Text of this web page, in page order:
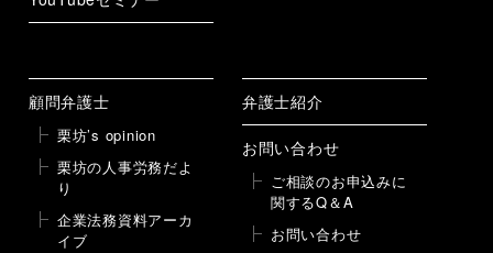
顧問弁護士
栗坊’s opinion
栗坊の人事労務だよ
り
企業法務資料アーカ
イブ
弁護士紹介
お問い合わせ
ご相談のお申込みに
関するQ＆A
お問い合わせ